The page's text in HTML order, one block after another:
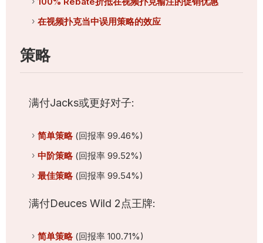
在视频扑克当中误用策略的效应
策略
满付Jacks或更好对子:
简单策略 (回报率 99.46%)
中阶策略 (回报率 99.52%)
最佳策略 (回报率 99.54%)
满付Deuces Wild 2点王牌:
简单策略 (回报率 100.71%)